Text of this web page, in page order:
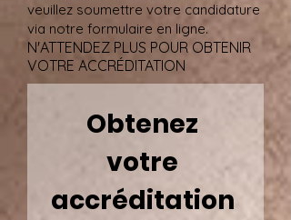
veuillez soumettre votre candidature
via notre formulaire en ligne.
N'ATTENDEZ PLUS POUR OBTENIR
VOTRE ACCRÉDITATION
Obtenez
votre
accréditation